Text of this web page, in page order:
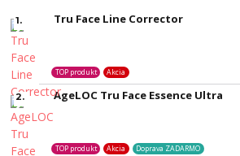
1. Tru Face Line Corrector
TOP produkt Akcia
2. AgeLOC Tru Face Essence Ultra
TOP produkt Akcia Doprava ZADARMO